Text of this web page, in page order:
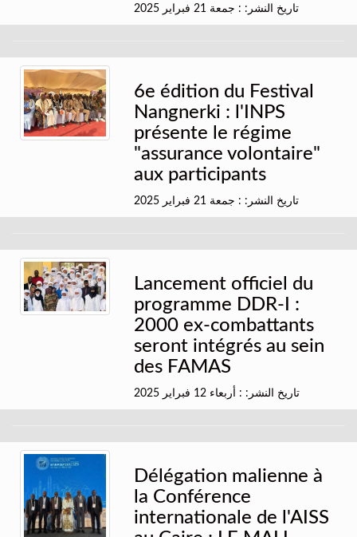
تاريخ النشر: : جمعة 21 فبراير 2025
6e édition du Festival
Nangnerki : l'INPS
présente le régime
"assurance volontaire"
aux participants
تاريخ النشر: : جمعة 21 فبراير 2025
Lancement officiel du
programme DDR-I :
2000 ex-combattants
seront intégrés au sein
des FAMAS
تاريخ النشر: : أربعاء 12 فبراير 2025
Délégation malienne à
la Conférence
internationale de l'AISS